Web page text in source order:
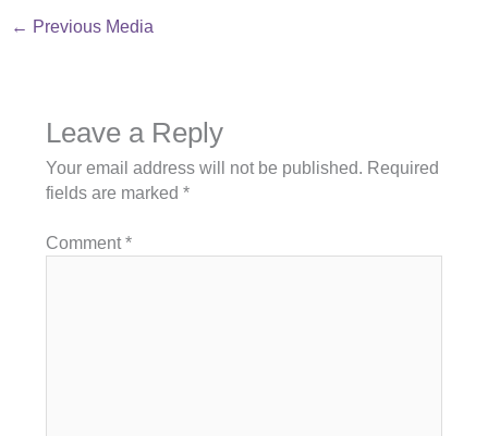
← Previous Media
Leave a Reply
Your email address will not be published. Required
fields are marked *
Comment*